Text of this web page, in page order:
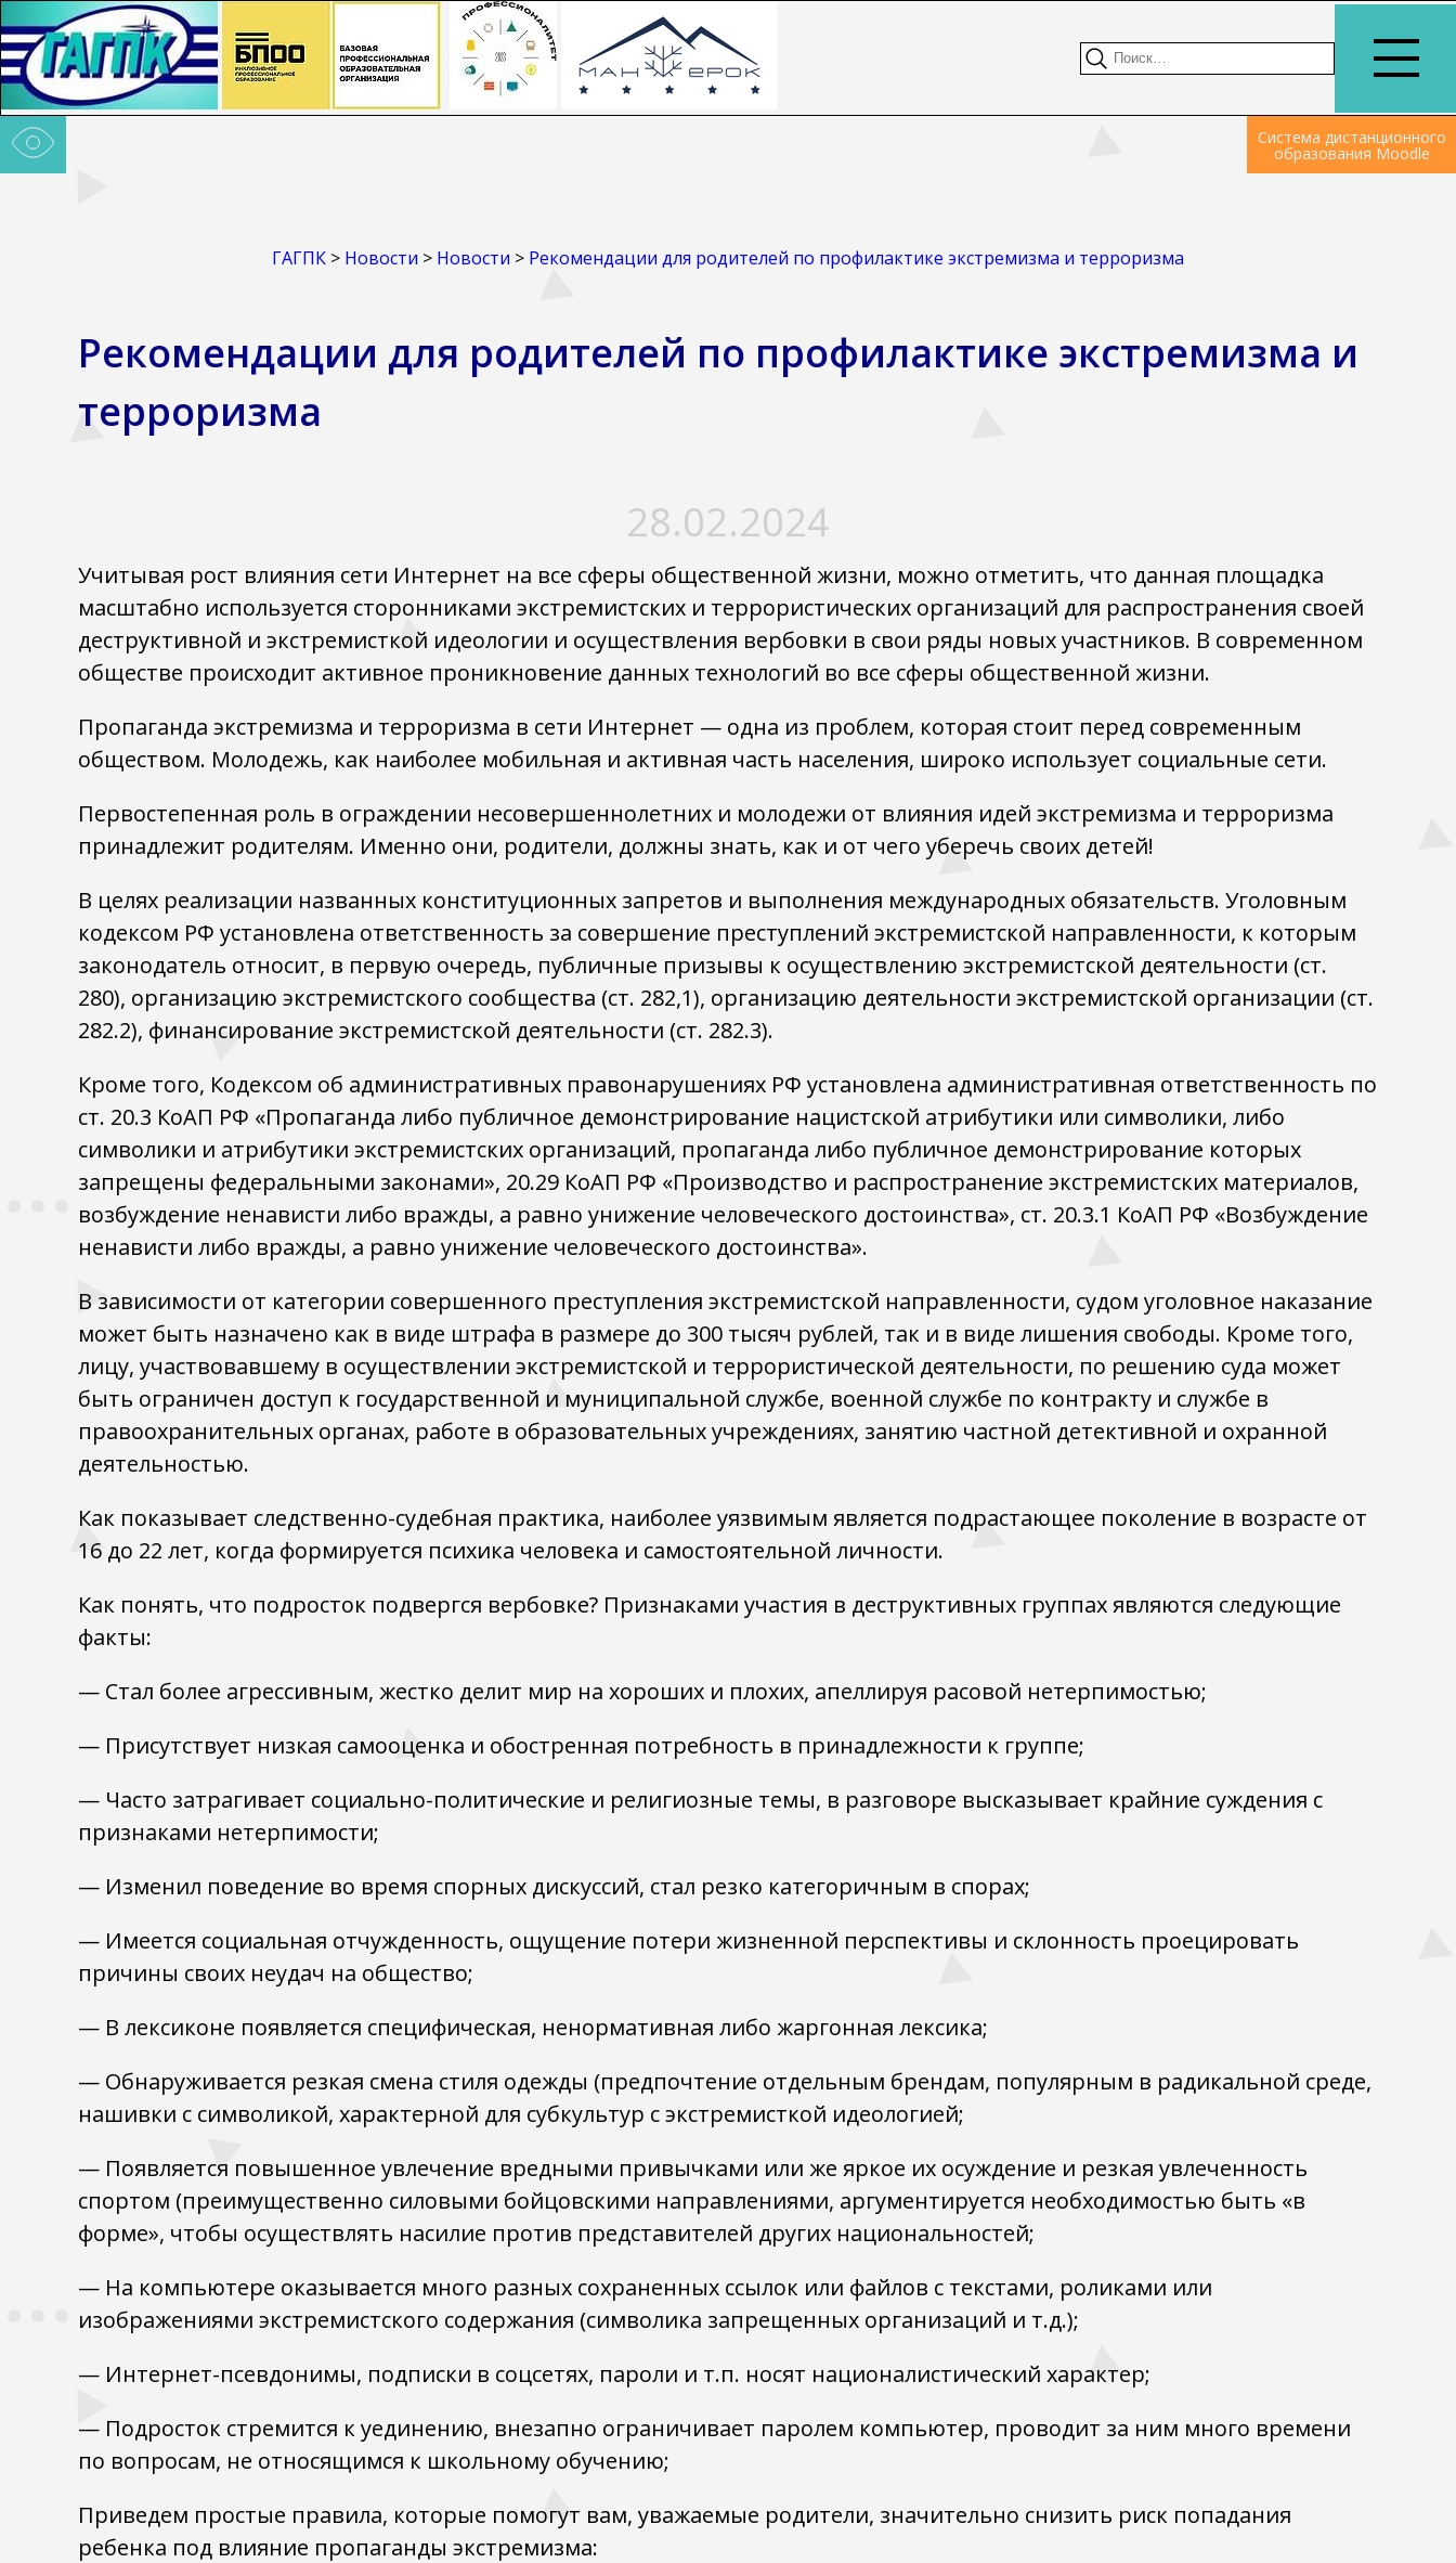
Система дистанционного
образования Moodle
ГАГПК > Новости > Новости > Рекомендации для родителей по профилактике экстремизма и терроризма
Рекомендации для родителей по профилактике экстремизма и
терроризма
28.02.2024
Учитывая рост влияния сети Интернет на все сферы общественной жизни, можно отметить, что данная площадка
масштабно используется сторонниками экстремистских и террористических организаций для распространения своей
деструктивной и экстремисткой идеологии и осуществления вербовки в свои ряды новых участников. В современном
обществе происходит активное проникновение данных технологий во все сферы общественной жизни.
Пропаганда экстремизма и терроризма в сети Интернет — одна из проблем, которая стоит перед современным
обществом. Молодежь, как наиболее мобильная и активная часть населения, широко использует социальные сети.
Первостепенная роль в ограждении несовершеннолетних и молодежи от влияния идей экстремизма и терроризма
принадлежит родителям. Именно они, родители, должны знать, как и от чего уберечь своих детей!
В целях реализации названных конституционных запретов и выполнения международных обязательств. Уголовным
кодексом РФ установлена ответственность за совершение преступлений экстремистской направленности, к которым
законодатель относит, в первую очередь, публичные призывы к осуществлению экстремистской деятельности (ст.
280), организацию экстремистского сообщества (ст. 282,1), организацию деятельности экстремистской организации (ст.
282.2), финансирование экстремистской деятельности (ст. 282.3).
Кроме того, Кодексом об административных правонарушениях РФ установлена административная ответственность по
ст. 20.3 КоАП РФ «Пропаганда либо публичное демонстрирование нацистской атрибутики или символики, либо
символики и атрибутики экстремистских организаций, пропаганда либо публичное демонстрирование которых
запрещены федеральными законами», 20.29 КоАП РФ «Производство и распространение экстремистских материалов,
возбуждение ненависти либо вражды, а равно унижение человеческого достоинствa», ст. 20.3.1 КоАП РФ «Возбуждение
ненависти либо вражды, а равно унижение человеческого достоинства».
В зависимости от категории совершенного преступления экстремистской направленности, судом уголовное наказание
может быть назначено как в виде штрафа в размере до 300 тысяч рублей, так и в виде лишения свободы. Кроме того,
лицу, участвовавшему в осуществлении экстремистской и террористической деятельности, по решению суда может
быть ограничен доступ к государственной и муниципальной службе, военной службе по контракту и службе в
правоохранительных органах, работе в образовательных учреждениях, занятию частной детективной и охранной
деятельностью.
Как показывает следственно-судебная практика, наиболее уязвимым является подрастающее поколение в возрасте от
16 до 22 лет, когда формируется психика человека и самостоятельной личности.
Как понять, что подросток подвергся вербовке? Признаками участия в деструктивных группах являются следующие
факты:
— Стал более агрессивным, жестко делит мир на хороших и плохих, апеллируя расовой нетерпимостью;
— Присутствует низкая самооценка и обостренная потребность в принадлежности к группе;
— Часто затрагивает социально-политические и религиозные темы, в рaзговоре высказывает крайние суждения с
признаками нетерпимости;
— Изменил поведение во время спорных дискуссий, стал резко категоричным в спорах;
— Имеется социальная отчужденность, ощущение потери жизненной перспективы и склонность проецировать
причины своих неудач на общество;
— В лексиконе появляется специфическая, ненормативная либо жаргонная лексика;
— Обнаруживается резкая смена стиля одежды (предпочтение отдельным брендам, популярным в радикальной среде,
нашивки с символикой, характерной для субкультур с экстремисткой идеологией;
— Появляется повышенное увлечение вредными привычками или же яркое их осуждение и резкaя увлеченность
спортом (преимущественно силовыми бойцовскими направлениями, аргументируется необходимостью быть «в
форме», чтобы осуществлять насилие против представителей других национальностей;
— На компьютере оказывается много разных сохраненных ссылок или файлов с текстами, роликами или
изображениями экстремистского содержания (символика запрещенных организаций и т.д.);
— Интернет-псевдонимы, подписки в соцсетях, пароли и т.п. носят националистический характер;
— Подросток стремится к уединению, внезапно ограничивает паролем компьютер, проводит за ним много времени
по вопросам, не относящимся к школьному обучению;
Приведем простые правила, которые помогут вам, уважаемые родители, значительно снизить риск попадания
ребенка под влияние пропаганды экстремизма: